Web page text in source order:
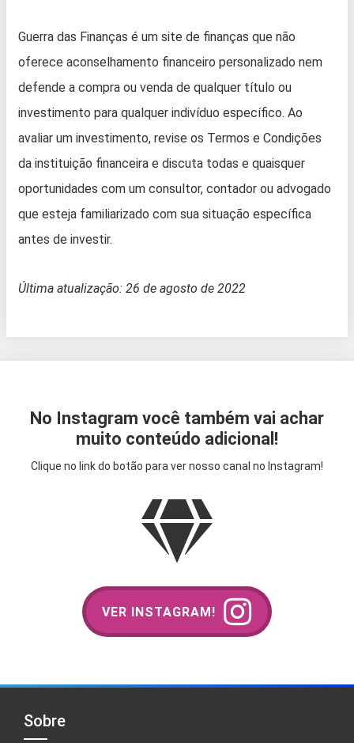
Guerra das Finanças é um site de finanças que não
oferece aconselhamento financeiro personalizado nem
defende a compra ou venda de qualquer título ou
investimento para qualquer indivíduo específico. Ao
avaliar um investimento, revise os Termos e Condições
da instituição financeira e discuta todas e quaisquer
oportunidades com um consultor, contador ou advogado
que esteja familiarizado com sua situação específica
antes de investir.
Última atualização: 26 de agosto de 2022
No Instagram você também vai achar
muito conteúdo adicional!
Clique no link do botão para ver nosso canal no Instagram!
VER INSTAGRAM!
Sobre